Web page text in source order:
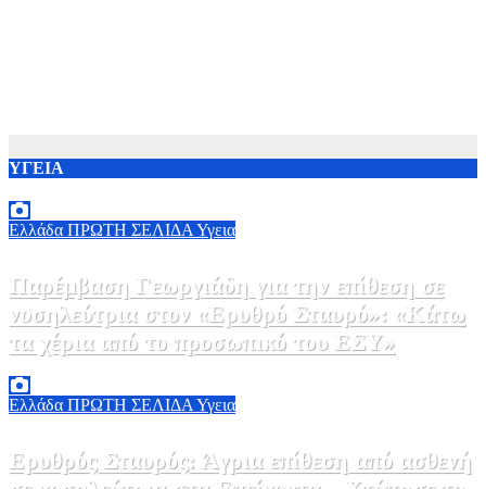
ΥΓΕΙΑ
Ελλάδα ΠΡΩΤΗ ΣΕΛΙΔΑ Υγεια
Παρέμβαση Γεωργιάδη για την επίθεση σε
νοσηλεύτρια στον «Ερυθρό Σταυρό»: «Κάτω
τα χέρια από το προσωπικό του ΕΣΥ»
Ελλάδα ΠΡΩΤΗ ΣΕΛΙΔΑ Υγεια
Ερυθρός Σταυρός: Άγρια επίθεση από ασθενή